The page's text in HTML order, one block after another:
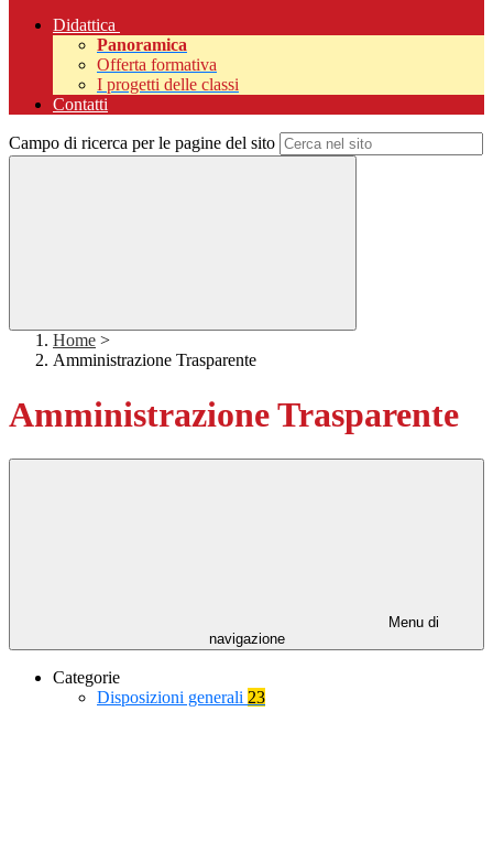
Didattica
Panoramica
Offerta formativa
I progetti delle classi
Contatti
Campo di ricerca per le pagine del sito
Home >
Amministrazione Trasparente
Amministrazione Trasparente
Menu di
navigazione
Categorie
Disposizioni generali 23